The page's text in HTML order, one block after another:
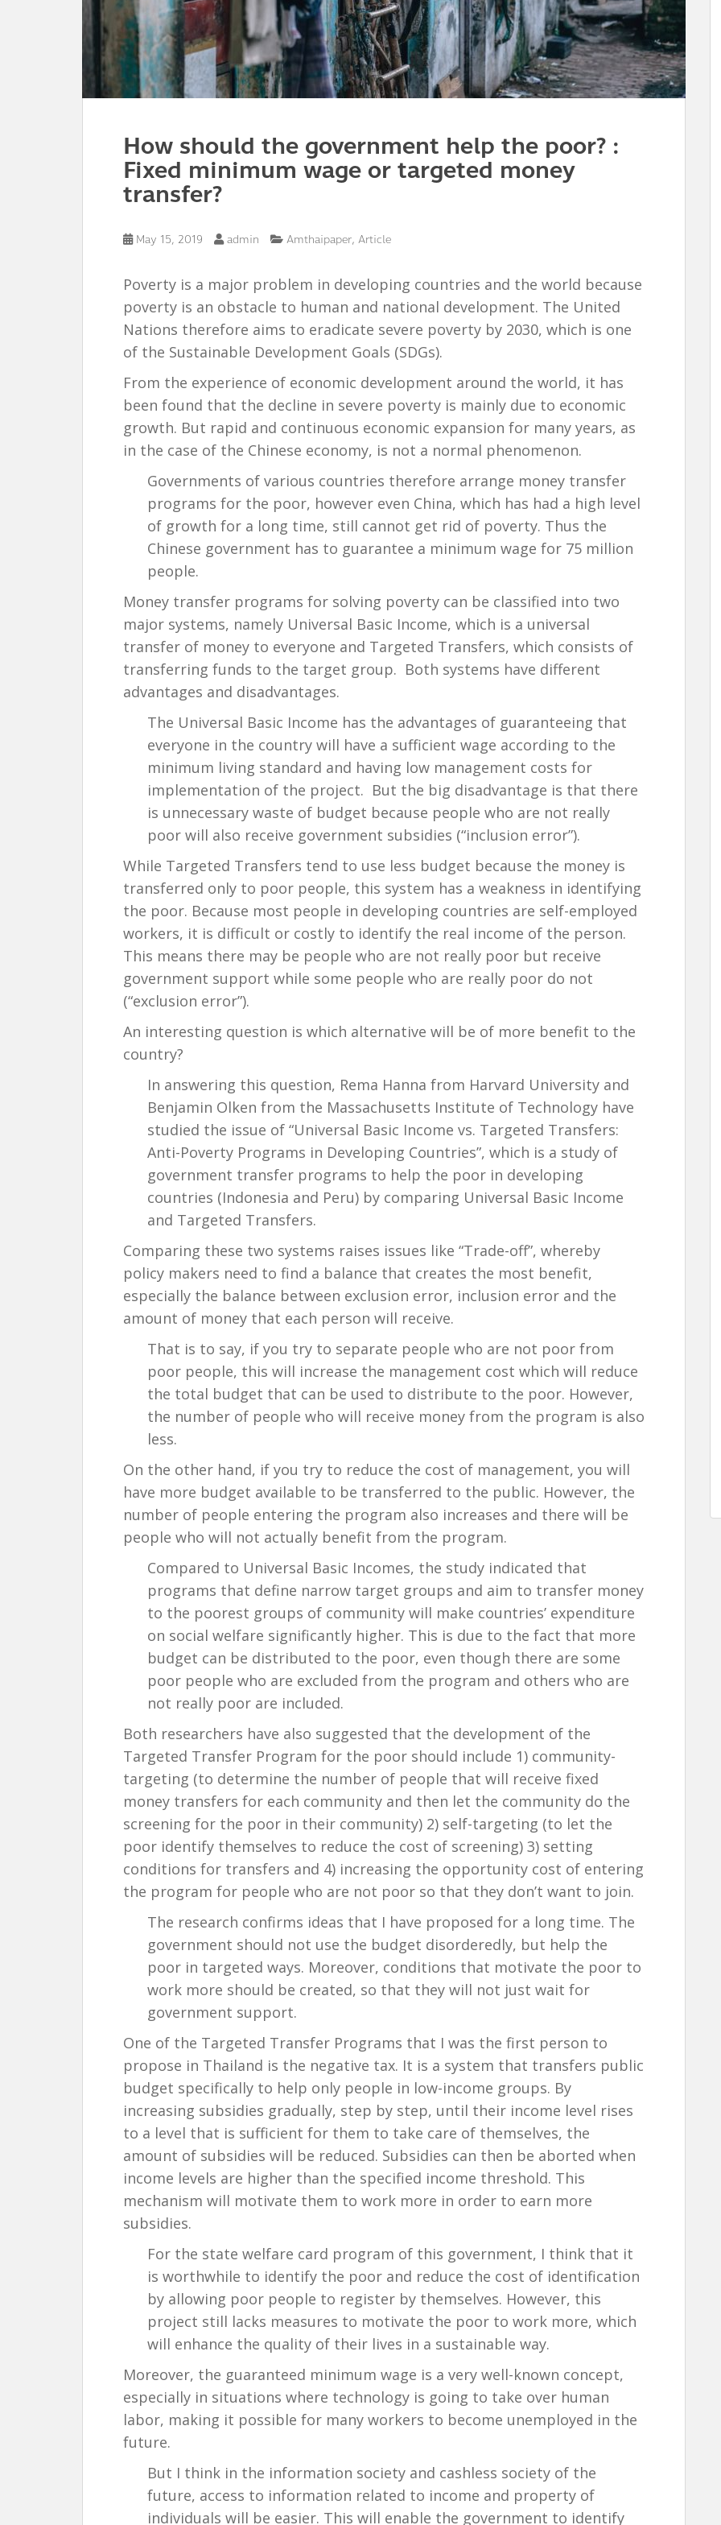
How should the government help the poor? :
Fixed minimum wage or targeted money
transfer?
May 15, 2019 admin Amthaipaper, Article
Poverty is a major problem in developing countries and the world because
poverty is an obstacle to human and national development. The United
Nations therefore aims to eradicate severe poverty by 2030, which is one
of the Sustainable Development Goals (SDGs).
From the experience of economic development around the world, it has
been found that the decline in severe poverty is mainly due to economic
growth. But rapid and continuous economic expansion for many years, as
in the case of the Chinese economy, is not a normal phenomenon.
Governments of various countries therefore arrange money transfer
programs for the poor, however even China, which has had a high level
of growth for a long time, still cannot get rid of poverty. Thus the
Chinese government has to guarantee a minimum wage for 75 million
people.
Money transfer programs for solving poverty can be classified into two
major systems, namely Universal Basic Income, which is a universal
transfer of money to everyone and Targeted Transfers, which consists of
transferring funds to the target group. Both systems have different
advantages and disadvantages.
The Universal Basic Income has the advantages of guaranteeing that
everyone in the country will have a sufficient wage according to the
minimum living standard and having low management costs for
implementation of the project. But the big disadvantage is that there
is unnecessary waste of budget because people who are not really
poor will also receive government subsidies (“inclusion error”).
While Targeted Transfers tend to use less budget because the money is
transferred only to poor people, this system has a weakness in identifying
the poor. Because most people in developing countries are self-employed
workers, it is difficult or costly to identify the real income of the person.
This means there may be people who are not really poor but receive
government support while some people who are really poor do not
(“exclusion error”).
An interesting question is which alternative will be of more benefit to the
country?
In answering this question, Rema Hanna from Harvard University and
Benjamin Olken from the Massachusetts Institute of Technology have
studied the issue of “Universal Basic Income vs. Targeted Transfers:
Anti-Poverty Programs in Developing Countries”, which is a study of
government transfer programs to help the poor in developing
countries (Indonesia and Peru) by comparing Universal Basic Income
and Targeted Transfers.
Comparing these two systems raises issues like “Trade-off”, whereby
policy makers need to find a balance that creates the most benefit,
especially the balance between exclusion error, inclusion error and the
amount of money that each person will receive.
That is to say, if you try to separate people who are not poor from
poor people, this will increase the management cost which will reduce
the total budget that can be used to distribute to the poor. However,
the number of people who will receive money from the program is also
less.
On the other hand, if you try to reduce the cost of management, you will
have more budget available to be transferred to the public. However, the
number of people entering the program also increases and there will be
people who will not actually benefit from the program.
Compared to Universal Basic Incomes, the study indicated that
programs that define narrow target groups and aim to transfer money
to the poorest groups of community will make countries’ expenditure
on social welfare significantly higher. This is due to the fact that more
budget can be distributed to the poor, even though there are some
poor people who are excluded from the program and others who are
not really poor are included.
Both researchers have also suggested that the development of the
Targeted Transfer Program for the poor should include 1) community-
targeting (to determine the number of people that will receive fixed
money transfers for each community and then let the community do the
screening for the poor in their community) 2) self-targeting (to let the
poor identify themselves to reduce the cost of screening) 3) setting
conditions for transfers and 4) increasing the opportunity cost of entering
the program for people who are not poor so that they don’t want to join.
The research confirms ideas that I have proposed for a long time. The
government should not use the budget disorderedly, but help the
poor in targeted ways. Moreover, conditions that motivate the poor to
work more should be created, so that they will not just wait for
government support.
One of the Targeted Transfer Programs that I was the first person to
propose in Thailand is the negative tax. It is a system that transfers public
budget specifically to help only people in low-income groups. By
increasing subsidies gradually, step by step, until their income level rises
to a level that is sufficient for them to take care of themselves, the
amount of subsidies will be reduced. Subsidies can then be aborted when
income levels are higher than the specified income threshold. This
mechanism will motivate them to work more in order to earn more
subsidies.
For the state welfare card program of this government, I think that it
is worthwhile to identify the poor and reduce the cost of identification
by allowing poor people to register by themselves. However, this
project still lacks measures to motivate the poor to work more, which
will enhance the quality of their lives in a sustainable way.
Moreover, the guaranteed minimum wage is a very well-known concept,
especially in situations where technology is going to take over human
labor, making it possible for many workers to become unemployed in the
future.
But I think in the information society and cashless society of the
future, access to information related to income and property of
individuals will be easier. This will enable the government to identify